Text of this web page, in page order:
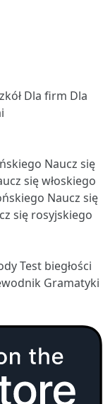
Dla firm Dla
Naucz się
się włoskiego
Naucz się
się rosyjskiego
Test biegłości
Gramatyki